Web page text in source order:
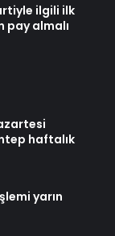
ilgili ilk
pay almalı
haftalık
yarın